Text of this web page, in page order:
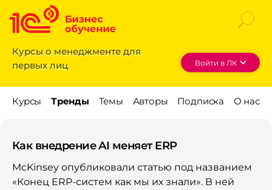
Курсы о менеджменте для
первых лиц
Войти в ЛК
Как внедрение AI меняет ERP
McKinsey опубликовали статью под названием
«Конец ERP-систем как мы их знали». В ней